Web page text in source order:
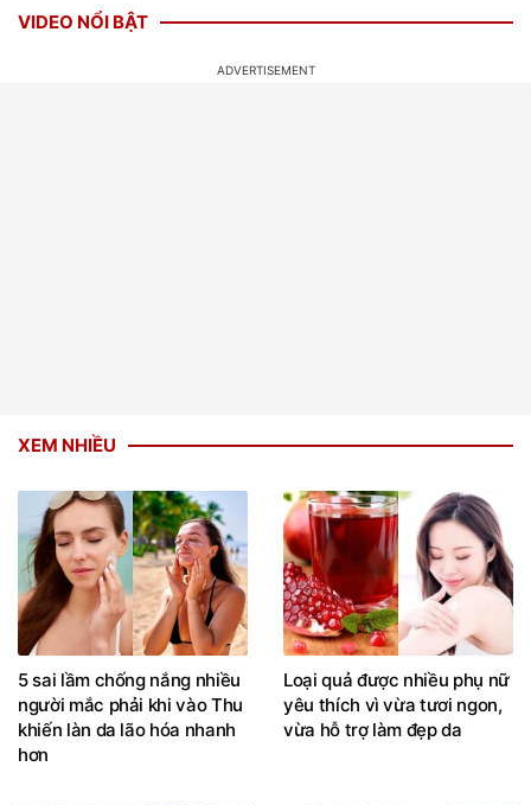
VIDEO NỔI BẬT
XEM NHIỀU
5 sai lầm chống nắng nhiều
người mắc phải khi vào Thu
khiến làn da lão hóa nhanh
hơn
Loại quả được nhiều phụ nữ
yêu thích vì vừa tươi ngon,
vừa hỗ trợ làm đẹp da